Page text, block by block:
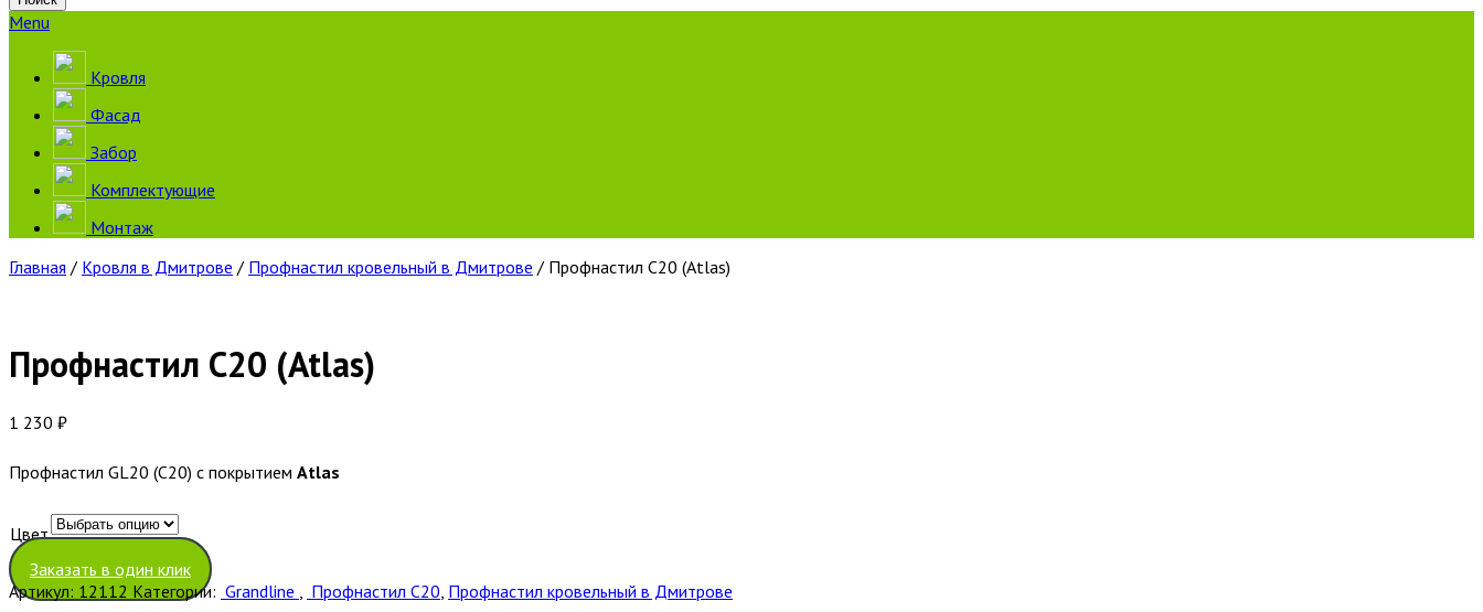
Menu
Кровля
Фасад
Забор
Комплектующие
Монтаж
Главная / Кровля в Дмитрове / Профнастил кровельный в Дмитрове / Профнастил С20 (Atlas)
Профнастил С20 (Atlas)
1 230 ₽
Профнастил GL20 (С20) с покрытием Atlas
Цвет
Очистить
Заказать в один клик
Артикул: 12112 Категории: Grandline Профнастил С20 Профнастил кровельный в Дмитрове